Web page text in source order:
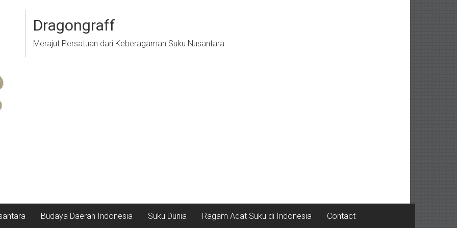
Dragongraff
Merajut Persatuan dari Keberagaman Suku Nusantara.
Budaya Daerah Indonesia Suku Dunia Ragam Adat Suku di Indonesia Contact